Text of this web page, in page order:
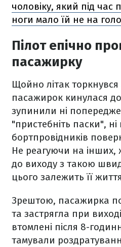
чоловіку, який під час
ноги мало їй не на
Пілот епічно
пасажирку
Щойно літак торкнувся
пасажирок кинулася до
зупинили ні
"пристебніть паски",
бортпровідників
Не реагуючи на інших,
до виходу з такою
цього залежить її
Зрештою, пасажирка
та застрягла при
втомлені після 8-
тамували